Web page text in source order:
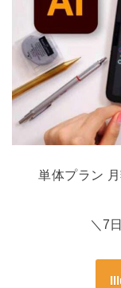
単体プラン
＼7